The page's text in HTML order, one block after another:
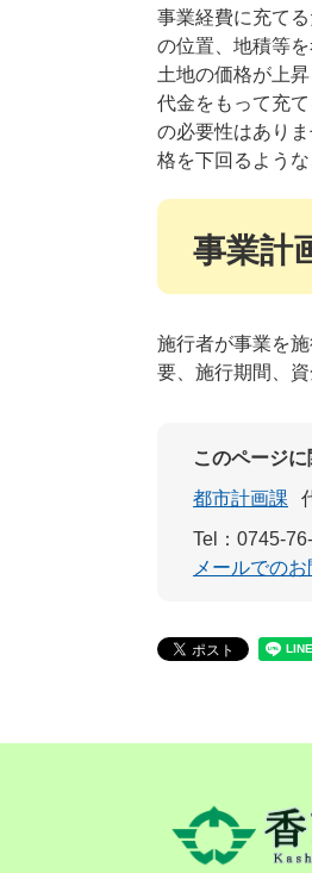
事業経費に充て
の位置、地積等
土地の価格が上
代金をもって充
の必要性はあり
格を下回るよう
事業計
施行者が事業を
要、施行期間、
このページ
都市計画課
Tel：0745-
メールでの